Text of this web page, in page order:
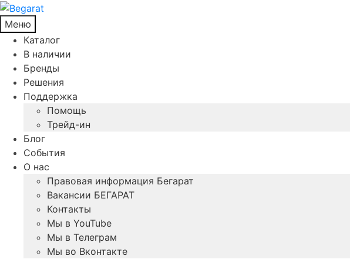
Меню
Каталог
В наличии
Бренды
Решения
Поддержка
Помощь
Трейд-ин
Блог
События
О нас
Правовая информация Бегарат
Вакансии БЕГАРАТ
Контакты
Мы в YouTube
Мы в Телеграм
Мы во Вконтакте